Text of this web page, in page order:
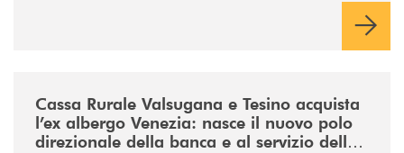
Cassa Rurale Valsugana e Tesino acquista
l’ex albergo Venezia: nasce il nuovo polo
direzionale della banca e al servizio della